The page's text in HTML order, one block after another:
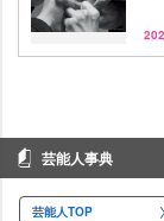
芸能人事典
芸能人TOP